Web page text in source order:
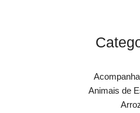
Animais de